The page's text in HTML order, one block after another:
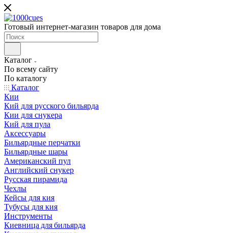
Готовый интернет-магазин товаров для дома
Каталог
По всему сайту
По каталогу
Каталог
Кии
Кий для русского бильярда
Кии для снукера
Кий для пула
Аксессуары
Бильярдные перчатки
Бильярдные шары
Американский пул
Английский снукер
Русская пирамида
Чехлы
Кейсы для кия
Тубусы для кия
Инструменты
Киевница для бильярда